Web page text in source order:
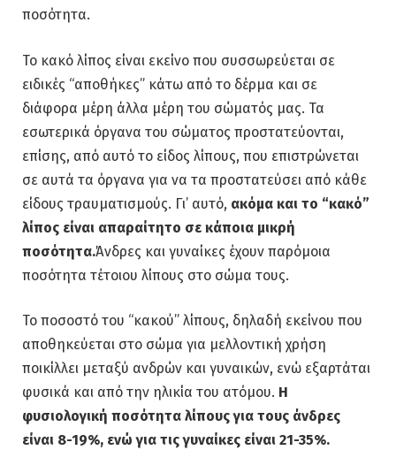
ποσότητα.
Το κακό λίπος είναι εκείνο που συσσωρεύεται σε
ειδικές “αποθήκες” κάτω από το δέρμα και σε
διάφορα μέρη άλλα μέρη του σώματός μας. Τα
εσωτερικά όργανα του σώματος προστατεύονται,
επίσης, από αυτό το είδος λίπους, που επιστρώνεται
σε αυτά τα όργανα για να τα προστατεύσει από κάθε
είδους τραυματισμούς. Γι’ αυτό, ακόμα και το “κακό”
λίπος είναι απαραίτητο σε κάποια μικρή
ποσότητα.Άνδρες και γυναίκες έχουν παρόμοια
ποσότητα τέτοιου λίπους στο σώμα τους.
Το ποσοστό του “κακού” λίπους, δηλαδή εκείνου που
αποθηκεύεται στο σώμα για μελλοντική χρήση
ποικίλλει μεταξύ ανδρών και γυναικών, ενώ εξαρτάται
φυσικά και από την ηλικία του ατόμου. Η
φυσιολογική ποσότητα λίπους για τους άνδρες
είναι 8-19%, ενώ για τις γυναίκες είναι 21-35%.